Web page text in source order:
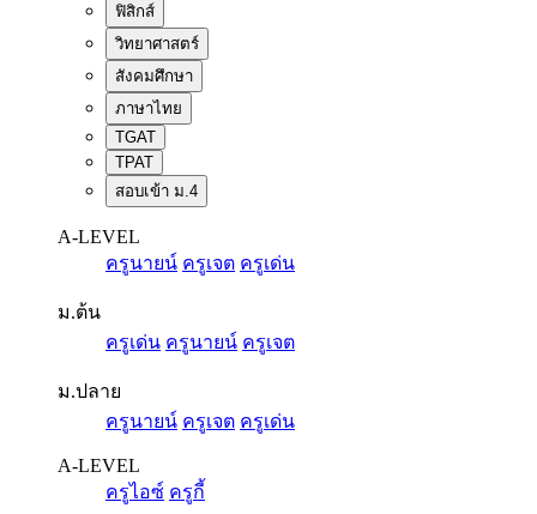
ฟิสิกส์
วิทยาศาสตร์
สังคมศึกษา
ภาษาไทย
TGAT
TPAT
สอบเข้า ม.4
A-LEVEL
ครูนายน์ ครูเจต ครูเด่น
ม.ต้น
ครูเด่น ครูนายน์ ครูเจต
ม.ปลาย
ครูนายน์ ครูเจต ครูเด่น
A-LEVEL
ครูไอซ์ ครูกี้